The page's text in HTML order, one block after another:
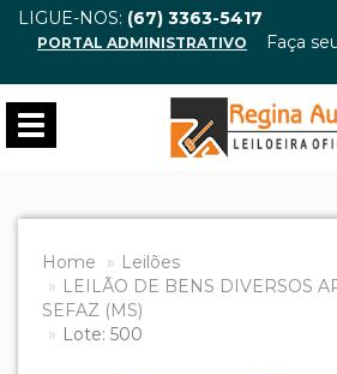
LIGUE-NOS: (67) 3363-5417
PORTAL ADMINISTRATIVO Faça
Toggle
navigation
Home
Leilões
LEILÃO DE BENS DIVERSOS
SEFAZ (MS)
Lote: 500